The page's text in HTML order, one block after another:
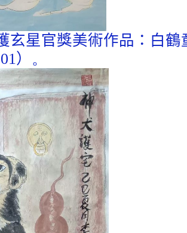
玄星官獎美術作品：白鶴
） 。